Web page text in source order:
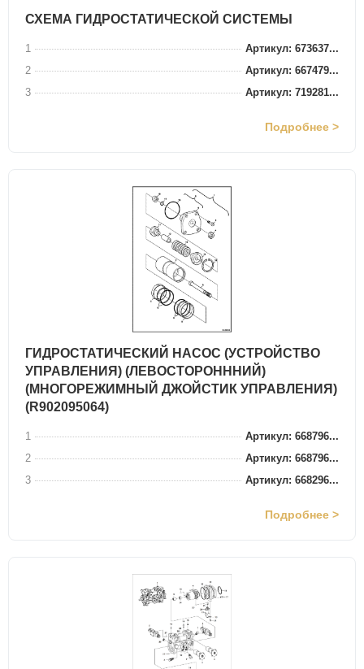
СХЕМА ГИДРОСТАТИЧЕСКОЙ СИСТЕМЫ
1
Артикул: 673637...
2
Артикул: 667479...
3
Артикул: 719281...
Подробнее >
ГИДРОСТАТИЧЕСКИЙ НАСОС (УСТРОЙСТВО
УПРАВЛЕНИЯ) (ЛЕВОСТОРОНННИЙ)
(МНОГОРЕЖИМНЫЙ ДЖОЙСТИК УПРАВЛЕНИЯ)
(R902095064)
1
Артикул: 668796...
2
Артикул: 668796...
3
Артикул: 668296...
Подробнее >